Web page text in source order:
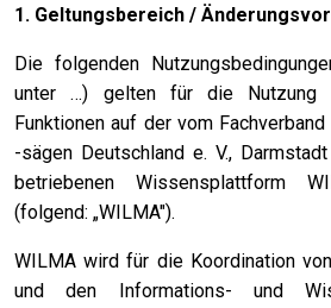
1. Geltungsbereich /
Die folgenden
unter …) gelten für die Nutzung
Funktionen auf der vom
-sägen Deutschland e. V., Darmstadt
betriebenen Wissensplattform
(folgend: „WILMA").
WILMA wird für die Koordination
und den Informations- und